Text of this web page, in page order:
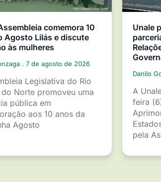
comemora 10
Agosto Lilás e discute
às mulheres
7 de agosto de 2026
Legislativa do Rio
do Norte promoveu uma
pública em
aos 10 anos da
Agosto
Unale
Danilo
A
feira
pela